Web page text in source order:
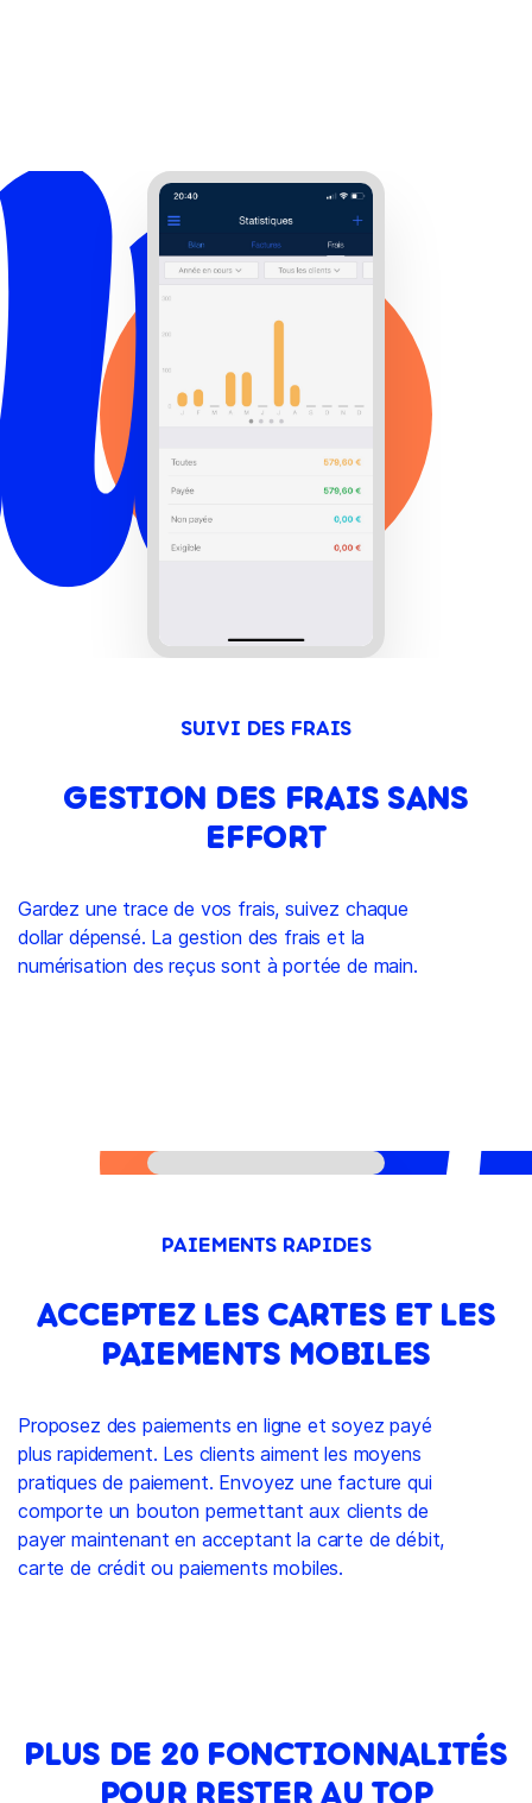
SUIVI DES FRAIS
GESTION DES FRAIS SANS
EFFORT
Gardez une trace de vos frais, suivez chaque
dollar dépensé. La gestion des frais et la
numérisation des reçus sont à portée de main.
PAIEMENTS RAPIDES
ACCEPTEZ LES CARTES ET LES
PAIEMENTS MOBILES
Proposez des paiements en ligne et soyez payé
plus rapidement. Les clients aiment les moyens
pratiques de paiement. Envoyez une facture qui
comporte un bouton permettant aux clients de
payer maintenant en acceptant la carte de débit,
carte de crédit ou paiements mobiles.
PLUS DE 20 FONCTIONNALITÉS
POUR RESTER AU TOP